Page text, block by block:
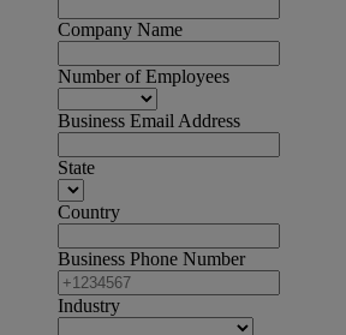
Company Name
Number of Employees
Business Email Address
State
Country
Business Phone Number
Industry